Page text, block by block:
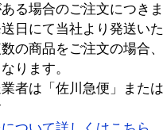
る場合のご注文につき
日にて当社より発送い
の商品をご注文の場合
ります。
者は「佐川急便」また